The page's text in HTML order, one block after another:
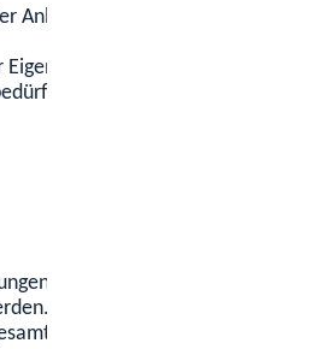
Anlageform. Dies gilt bis zu einer
von
Menschen zu
auf Vermittlungsvorschläge)
höchstens 30 Prozent Ihres